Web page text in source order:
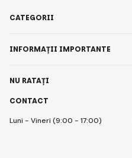
CONTACT
Luni - Vineri (9:00 - 17:00)
CATEGORII
INFORMAȚII IMPORTANTE
NU RATAȚI